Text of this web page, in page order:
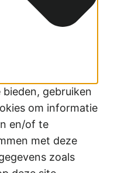
gebruiken
om informatie
en/of te
met deze
zoals